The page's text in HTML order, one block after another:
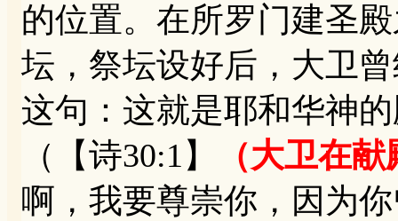
的位置。在所罗门建圣
坛，祭坛设好后，大卫
这句：这就是耶和华神
（【诗30:1】
（大卫在
啊，我要尊崇你，因为